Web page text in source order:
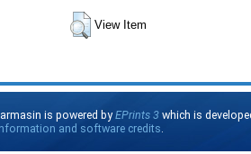
View Item
is powered byEPrints 3 which is
and software credits.